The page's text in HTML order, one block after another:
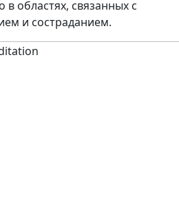
областях, связанных с
и состраданием.